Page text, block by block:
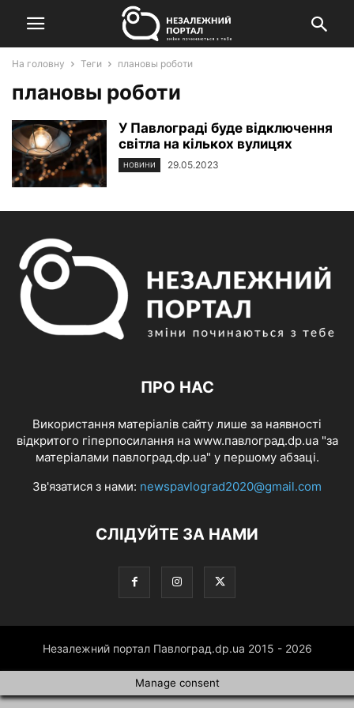
На головну Теги плановы роботи
плановы роботи
У Павлограді буде відключення
світла на кількох вулицях
НОВИНИ 29.05.2023
ПРО НАС
Використання матеріалів сайту лише за наявності
відкритого гіперпосилання на www.павлоград.dp.ua "за
матеріалами павлоград.dp.ua" у першому абзаці.
Зв'язатися з нами: newspavlograd2020@gmail.com
СЛІДУЙТЕ ЗА НАМИ
Незалежний портал Павлоград.dp.ua 2015 - 2026
Manage consent